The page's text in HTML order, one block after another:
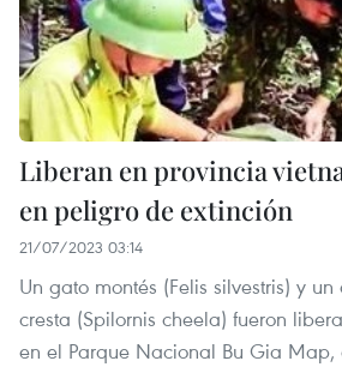
Liberan en provincia
en peligro de extinción
21/07/2023 03:14
Un gato montés (Felis silvestris) y
cresta (Spilornis cheela) fueron
en el Parque Nacional Bu Gia